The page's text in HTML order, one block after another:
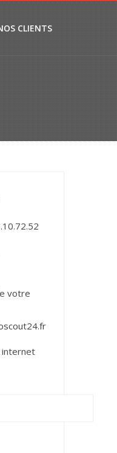
CLIENTS
votre
internet